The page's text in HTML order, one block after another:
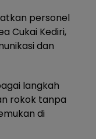
personel
Cukai Kediri,
dan
langkah
rokok tanpa
di